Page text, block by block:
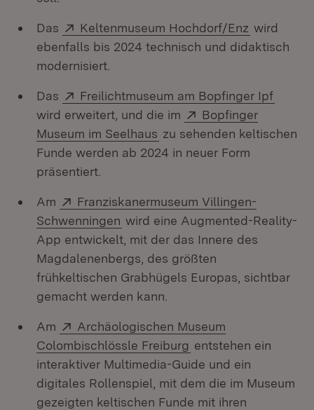
Das Extern:
Keltenmuseum Hochdorf/Enz (Öffnet in
wird
ebenfalls bis 2024 technisch und didaktisch
modernisiert.
Das Extern:
Freilichtmuseum am Bopfinger Ipf
wird erweitert, und die im
Extern:
Bopfinger
Museum im Seelhaus (Öffnet in neuem Fenster)
zu sehenden keltischen
Funde werden ab 2024 in neuer Form
präsentiert.
Am Extern:
Franziskanermuseum Villingen-
Schwenningen (Öffnet in neuem Fenster)
wird eine Augmented-Reality-
App entwickelt, mit der das Innere des
Magdalenenbergs, des größten
frühkeltischen Grabhügels Europas, sichtbar
gemacht werden kann.
Am Extern:
Archäologischen Museum
Colombischlössle Freiburg (Öffnet in neuem
entstehen ein
interaktiver Multimedia-Guide und ein
digitales Rollenspiel, mit dem die im Museum
gezeigten keltischen Funde mit ihren